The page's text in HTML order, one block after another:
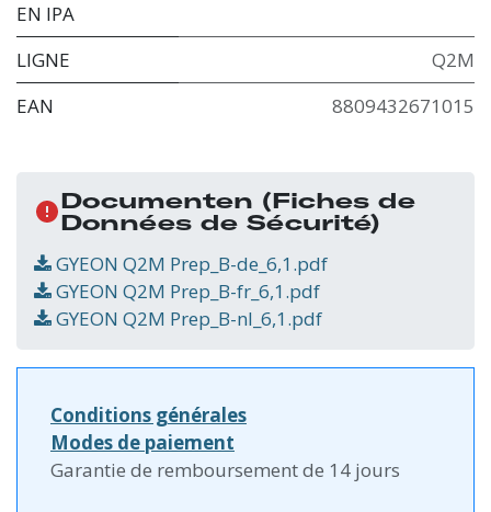
EN IPA
LIGNE
Q2M
EAN
8809432671015
Documenten (Fiches de
Données de Sécurité)
GYEON Q2M Prep_B-de_6,1.pdf
GYEON Q2M Prep_B-fr_6,1.pdf
GYEON Q2M Prep_B-nl_6,1.pdf
Conditions générales
Modes de paiement
Garantie de remboursement de 14 jours